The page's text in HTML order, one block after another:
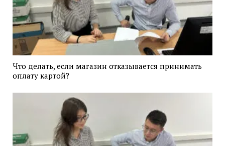
Что делать, если магазин отказывается принимать
оплату картой?